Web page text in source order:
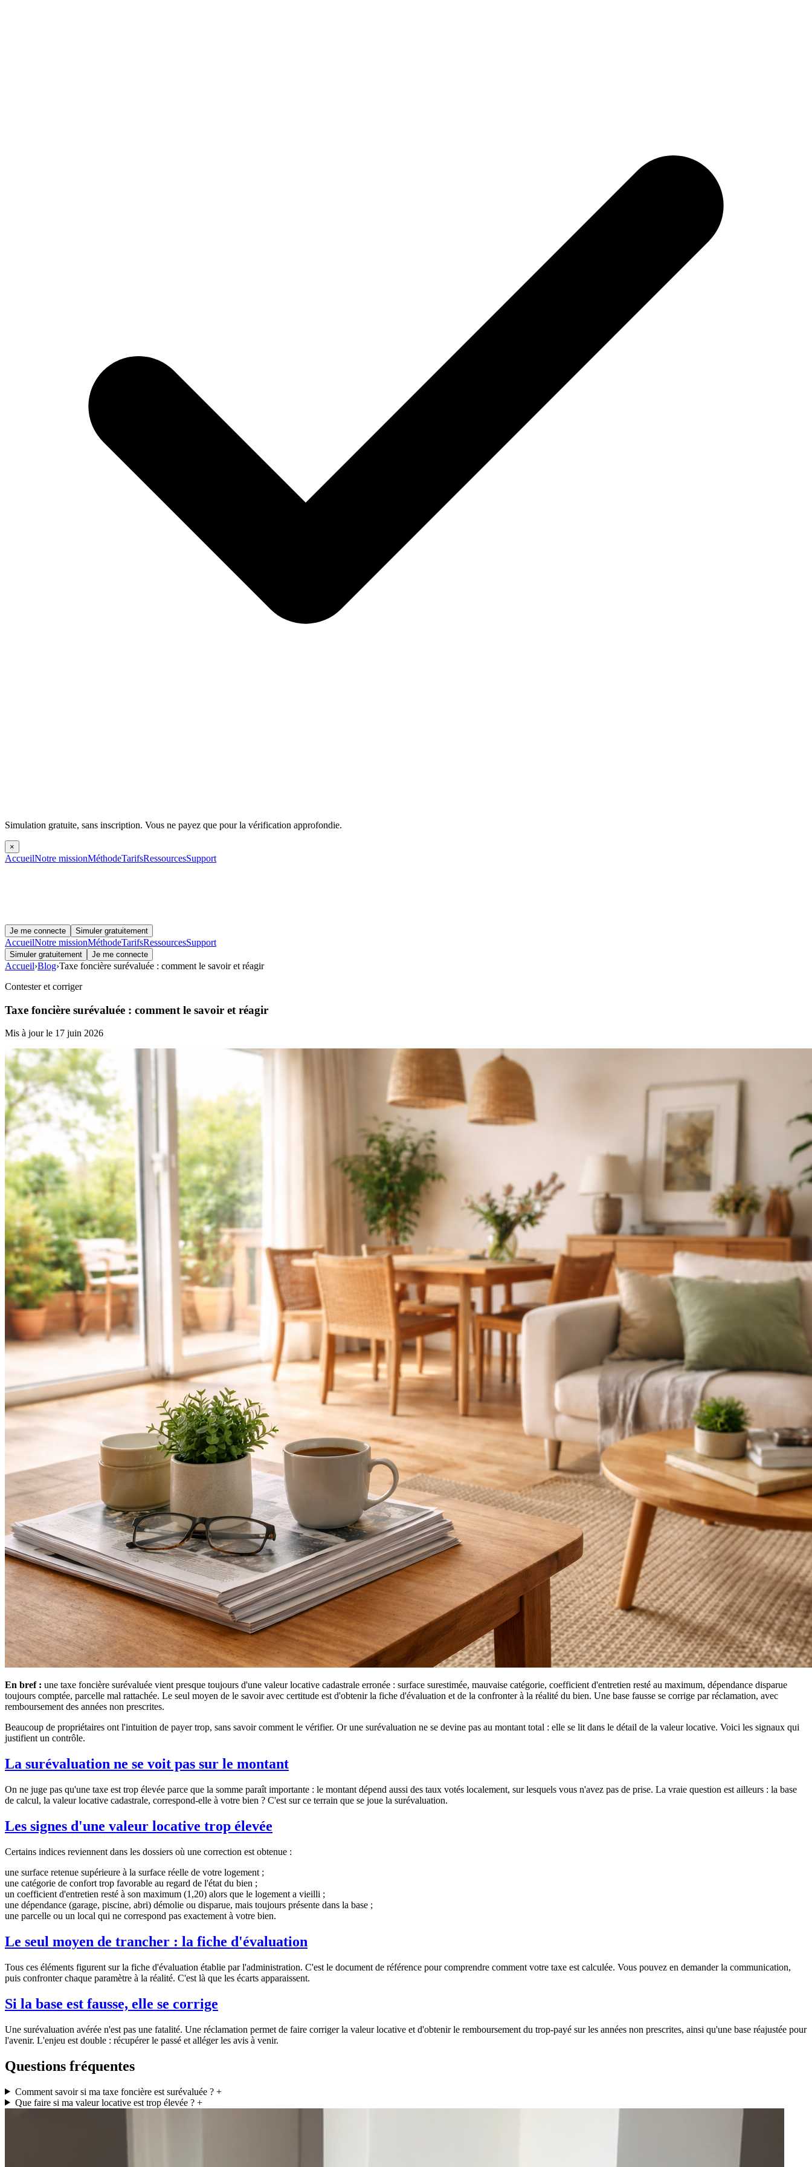
Simulation gratuite, sans inscription. Vous ne payez que pour la vérification approfondie.
×
AccueilNotre missionMéthodeTarifsRessourcesSupport
Je me connecte Simuler gratuitement
AccueilNotre missionMéthodeTarifsRessourcesSupport
Simuler gratuitement Je me connecte
Accueil›Blog›Taxe foncière surévaluée : comment le savoir et réagir
Contester et corriger
Taxe foncière surévaluée : comment le savoir et réagir
Mis à jour le 17 juin 2026
En bref : une taxe foncière surévaluée vient presque toujours d'une valeur locative cadastrale erronée : surface surestimée, mauvaise catégorie, coefficient d'entretien resté au maximum, dépendance disparue
toujours comptée, parcelle mal rattachée. Le seul moyen de le savoir avec certitude est d'obtenir la fiche d'évaluation et de la confronter à la réalité du bien. Une base fausse se corrige par réclamation, avec
remboursement des années non prescrites.
Beaucoup de propriétaires ont l'intuition de payer trop, sans savoir comment le vérifier. Or une surévaluation ne se devine pas au montant total : elle se lit dans le détail de la valeur locative. Voici les signaux qui
justifient un contrôle.
La surévaluation ne se voit pas sur le montant
On ne juge pas qu'une taxe est trop élevée parce que la somme paraît importante : le montant dépend aussi des taux votés localement, sur lesquels vous n'avez pas de prise. La vraie question est ailleurs : la base
de calcul, la valeur locative cadastrale, correspond-elle à votre bien ? C'est sur ce terrain que se joue la surévaluation.
Les signes d'une valeur locative trop élevée
Certains indices reviennent dans les dossiers où une correction est obtenue :
une surface retenue supérieure à la surface réelle de votre logement ;
une catégorie de confort trop favorable au regard de l'état du bien ;
un coefficient d'entretien resté à son maximum (1,20) alors que le logement a vieilli ;
une dépendance (garage, piscine, abri) démolie ou disparue, mais toujours présente dans la base ;
une parcelle ou un local qui ne correspond pas exactement à votre bien.
Le seul moyen de trancher : la fiche d'évaluation
Tous ces éléments figurent sur la fiche d'évaluation établie par l'administration. C'est le document de référence pour comprendre comment votre taxe est calculée. Vous pouvez en demander la communication,
puis confronter chaque paramètre à la réalité. C'est là que les écarts apparaissent.
Si la base est fausse, elle se corrige
Une surévaluation avérée n'est pas une fatalité. Une réclamation permet de faire corriger la valeur locative et d'obtenir le remboursement du trop-payé sur les années non prescrites, ainsi qu'une base réajustée pour
l'avenir. L'enjeu est double : récupérer le passé et alléger les avis à venir.
Questions fréquentes
Comment savoir si ma taxe foncière est surévaluée ?+
Que faire si ma valeur locative est trop élevée ?+